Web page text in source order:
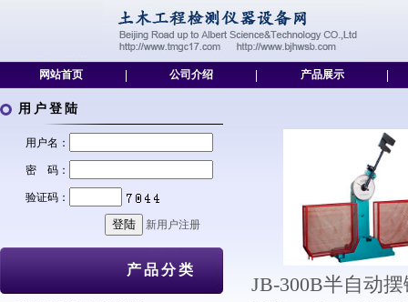
网站首页 公司介绍 产品展示
用户登陆
用户名：
密 码：
验证码：
新用户注册
产品分类
JB-300B半自动